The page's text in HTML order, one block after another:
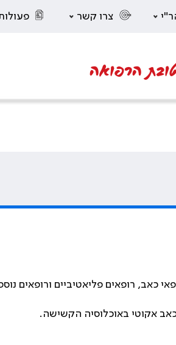
צרו קשר
הרפואה
כאב, רופאים פליאטיביים ורופאים
אקוטי באוכלוסיה הקשישה.‏